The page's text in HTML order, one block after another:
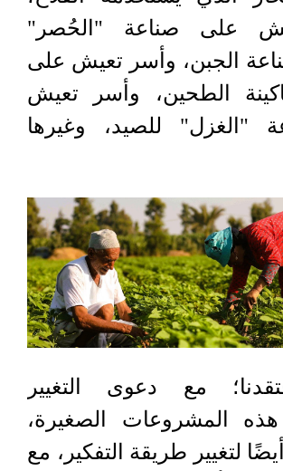
على صناعة "الحُصر"
الجبن، وأسر تعيش على
الطحين، وأسر تعيش
"الغزل" للصيد، وغيرها
مع دعوى التغيير
هذه المشروعات الصغيرة،
لتغيير طريقة التفكير، مع